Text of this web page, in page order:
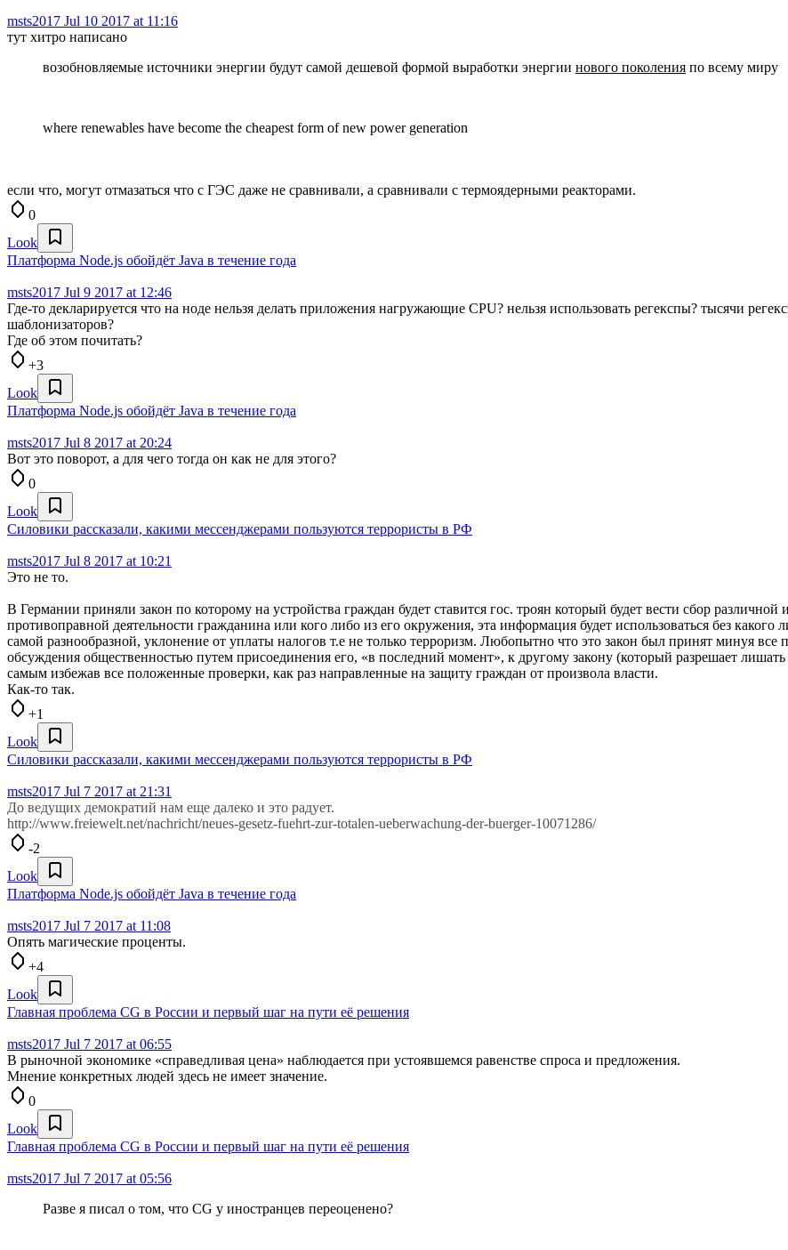
msts2017 Jul 10 2017 at 11:16
тут хитро написано
возобновляемые источники энергии будут самой дешевой формой выработки энергии нового поколения по всему миру
where renewables have become the cheapest form of new power generation
если что, могут отмазаться что с ГЭС даже не сравнивали, а сравнивали с термоядерными реакторами.
0
Look
Платформа Node.js обойдёт Java в течение года
msts2017 Jul 9 2017 at 12:46
Где-то декларируется что на ноде нельзя делать приложения нагружающие CPU? нельзя использовать регекспы? тысячи
шаблонизаторов?
Где об этом почитать?
+3
Look
Платформа Node.js обойдёт Java в течение года
msts2017 Jul 8 2017 at 20:24
Вот это поворот, а для чего тогда он как не для этого?
0
Look
Силовики рассказали, какими мессенджерами пользуются террористы в РФ
msts2017 Jul 8 2017 at 10:21
Это не то.
В Германии приняли закон по которому на устройства граждан будет ставится гос. троян который будет вести сбор
противоправной деятельности гражданина или кого либо из его окружения, эта информация будет использоваться без
самой разнообразной, уклонение от уплаты налогов т.е не только терроризм. Любопытно что это закон был принят минуя
обсуждения общественностью путем присоединения его, «в последний момент», к другому закону (который разрешает
самым избежав все положенные проверки, как раз направленные на защиту граждан от произвола власти.
Как-то так.
+1
Look
Силовики рассказали, какими мессенджерами пользуются террористы в РФ
msts2017 Jul 7 2017 at 21:31
До ведущих демократий нам еще далеко и это радует.
http://www.freiewelt.net/nachricht/neues-gesetz-fuehrt-zur-totalen-ueberwachung-der-buerger-10071286/
-2
Look
Платформа Node.js обойдёт Java в течение года
msts2017 Jul 7 2017 at 11:08
Опять магические проценты.
+4
Look
Главная проблема CG в России и первый шаг на пути её решения
msts2017 Jul 7 2017 at 06:55
В рыночной экономике «справедливая цена» наблюдается при устоявшемся равенстве спроса и предложения.
Мнение конкретных людей здесь не имеет значение.
0
Look
Главная проблема CG в России и первый шаг на пути её решения
msts2017 Jul 7 2017 at 05:56
Разве я писал о том, что CG у иностранцев переоценено?